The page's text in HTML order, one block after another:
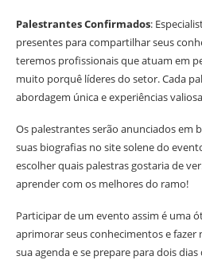
Palestrantes Confirmados:
presentes para compartilhar seus
teremos profissionais que atuam em
muito porquê líderes do setor. Cada
abordagem única e experiências
Os palestrantes serão anunciados em
suas biografias no site solene do
escolher quais palestras gostaria de
aprender com os melhores do ramo!
Participar de um evento assim é uma
aprimorar seus conhecimentos e
sua agenda e se prepare para dois